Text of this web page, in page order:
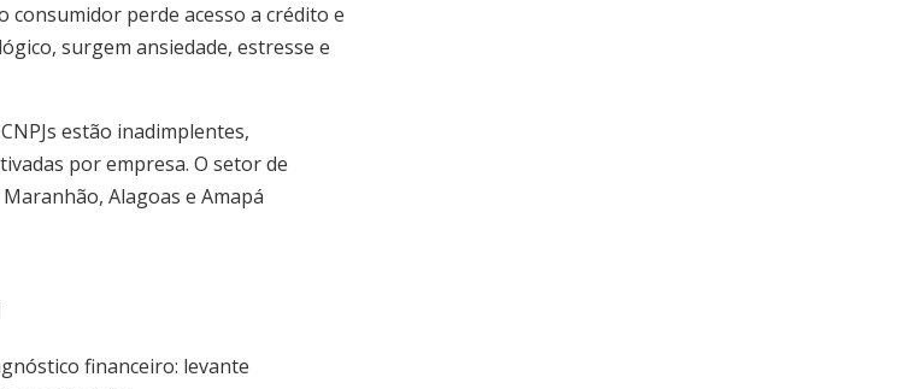
perde acesso a crédito e
surgem ansiedade, estresse e
estão inadimplentes,
por empresa. O setor de
Alagoas e Amapá
financeiro: levante